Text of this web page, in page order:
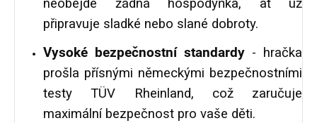
neobejde žádná hospodyňka, ať už
připravuje sladké nebo slané dobroty.
Vysoké bezpečnostní standardy - hračka
prošla přísnými německými bezpečnostními
testy TÜV Rheinland, což zaručuje
maximální bezpečnost pro vaše děti.